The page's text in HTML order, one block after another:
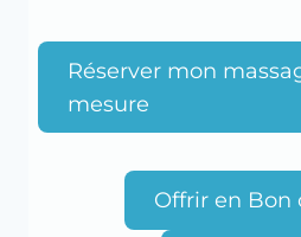
Réserver mon
mesure
Offrir en Bon